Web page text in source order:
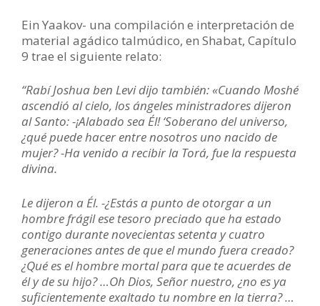
Ein Yaakov- una compilación e interpretación de
material agádico talmúdico, en Shabat, Capítulo
9 trae el siguiente relato:
“Rabí Joshua ben Levi dijo también: «Cuando Moshé
ascendió al cielo, los ángeles ministradores dijeron
al Santo: -¡Alabado sea Él! ‘Soberano del universo,
¿qué puede hacer entre nosotros uno nacido de
mujer? -Ha venido a recibir la Torá, fue la respuesta
divina.
Le dijeron a Él. -¿Estás a punto de otorgar a un
hombre frágil ese tesoro preciado que ha estado
contigo durante novecientas setenta y cuatro
generaciones antes de que el mundo fuera creado?
¿Qué es el hombre mortal para que te acuerdes de
él y de su hijo? …Oh Dios, Señor nuestro, ¿no es ya
suficientemente exaltado tu nombre en la tierra? …